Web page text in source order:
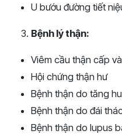
U bướu đường tiết
Bệnh lý thận:
Viêm cầu thận cấp
Hội chứng thận hư
Bệnh thận do tăng
Bệnh thận do đái
Bệnh thận do lupus